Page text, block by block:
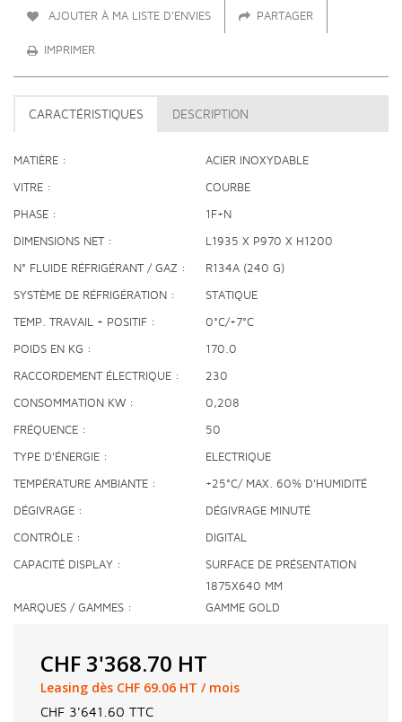
AJOUTER À MA LISTE D'ENVIES PARTAGER
IMPRIMER
CARACTÉRISTIQUES DESCRIPTION
MATIÈRE ACIER INOXYDABLE
VITRE COURBE
PHASE 1F+N
DIMENSIONS NET L1935 X P970 X H1200
N° FLUIDE RÉFRIGÉRANT / GAZ R134A (240 G)
SYSTÈME DE RÉFRIGÉRATION STATIQUE
TEMP. TRAVAIL + POSITIF 0°C/+7°C
POIDS EN KG 170.0
RACCORDEMENT ÉLECTRIQUE 230
CONSOMMATION KW 0,208
FRÉQUENCE 50
TYPE D'ÉNERGIE ELECTRIQUE
TEMPÉRATURE AMBIANTE +25°C/ MAX. 60% D'HUMIDITÉ
DÉGIVRAGE DÉGIVRAGE MINUTÉ
CONTRÔLE DIGITAL
CAPACITÉ DISPLAY
SURFACE DE PRÉSENTATION
1875X640 MM
MARQUES / GAMMES
GAMME GOLD
CHF 3'368.70 HT
Leasing dès CHF 69.06 HT / mois
CHF 3'641.60 TTC